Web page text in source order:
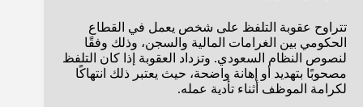
تتراوح عقوبة التلفظ على شخص يعمل في القطاع
الحكومي بين الغرامات المالية والسجن، وذلك وفقًا
لنصوص النظام السعودي. وتزداد العقوبة إذا كان التلفظ
مصحوبًا بتهديد أو إهانة واضحة، حيث يعتبر ذلك انتهاكًا
لكرامة الموظف أثناء تأدية عمله.